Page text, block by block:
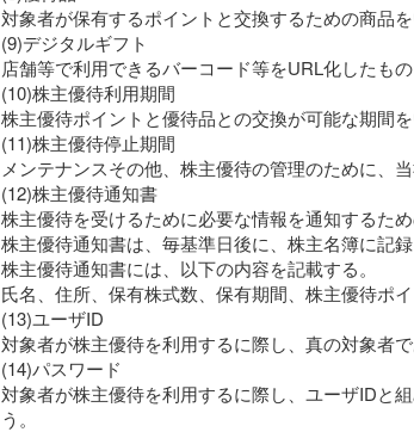
対象者が保有するポイントと交換するための商品を
(9)デジタルギフト
店舗等で利用できるバーコード等をURL化したもの
(10)株主優待利用期間
株主優待ポイントと優待品との交換が可能な期間を
(11)株主優待停止期間
メンテナンスその他、株主優待の管理のために、
(12)株主優待通知書
株主優待を受けるために必要な情報を通知するため
株主優待通知書は、毎基準日後に、株主名簿に記
株主優待通知書には、以下の内容を記載する。
氏名、住所、保有株式数、保有期間、株主優待ポ
(13)ユーザID
対象者が株主優待を利用するに際し、真の対象者
(14)パスワード
対象者が株主優待を利用するに際し、ユーザIDと
う。